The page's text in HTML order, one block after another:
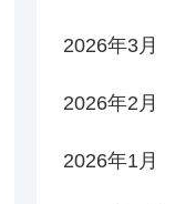
2026年3月
2026年2月
2026年1月